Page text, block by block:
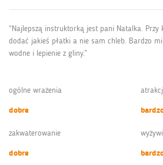
“Najlepszą instruktorką jest pani Natalka.
dodać jakieś płatki a nie sam chleb. Bardzo
wodne i lepienie z gliny.”
ogólne wrażenia
dobre
zakwaterowanie
dobre